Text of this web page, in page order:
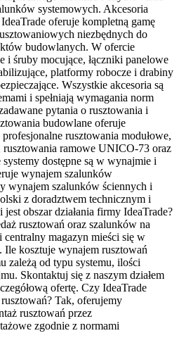
systemowych. Akcesoria
oferuje kompletną gamę
niezbędnych do
budowlanych. W ofercie
i śruby mocujące, łączniki panelowe
platformy robocze i drabiny
Wszystkie akcesoria są
i spełniają wymagania norm
pytania o rusztowania i
budowlane oferuje
rusztowania modułowe,
ramowe UNICO-73 oraz
dostępne są w wynajmie i
wynajem szalunków
wynajem szalunków ściennych i
z doradztwem technicznym i
obszar działania firmy IdeaTrade?
rusztowań oraz szalunków na
centralny magazyn mieści się w
kosztuje wynajem rusztowań
zależą od typu systemu, ilości
Skontaktuj się z naszym działem
ofertę. Czy IdeaTrade
Tak, oferujemy
rusztowań przez
zgodnie z normami